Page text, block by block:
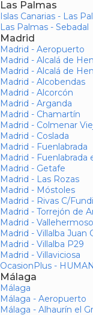
Las Palmas
Islas Canarias - Las
Las Palmas - Sebadal
Madrid
Madrid - Aeropuerto
Madrid - Alcalá de
Madrid - Alcalá de
Madrid - Alcobendas
Madrid - Alcorcón
Madrid - Arganda
Madrid - Chamartín
Madrid - Colmenar
Madrid - Coslada
Madrid - Fuenlabrada
Madrid - Fuenlabrada
Madrid - Getafe
Madrid - Las Rozas
Madrid - Móstoles
Madrid - Rivas C/
Madrid - Torrejón de
Madrid - Vallehermoso
Madrid - Villalba Juan
Madrid - Villalba P29
Madrid - Villaviciosa
OcasionPlus -
Málaga
Málaga
Málaga - Aeropuerto
Málaga - Alhaurín el